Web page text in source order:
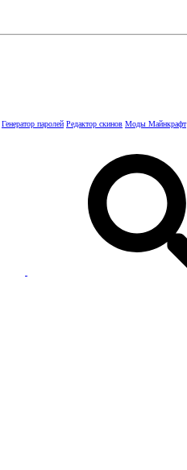
Генератор паролей Редактор скинов Моды Майнкрафт